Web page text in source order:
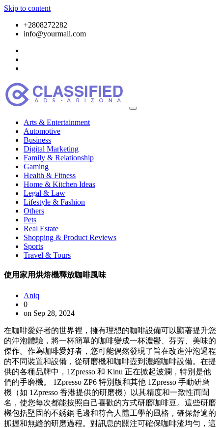
Skip to content
+2808272282
info@yourmail.com
Arts & Entertainment
Automotive
Business
Digital Marketing
Family & Relationship
Gaming
Health & Fitness
Home & Kitchen Ideas
Legal & Law
Lifestyle & Fashion
Others
Pets
Real Estate
Shopping & Product Reviews
Sports
Travel & Tours
使用家用烘焙機釋放咖啡風味
Aniq
0
on Sep 28, 2024
在咖啡愛好者的世界裡，擁有理想的咖啡設備可以顯著提升您
的沖泡體驗，將一杯簡單的咖啡變成一杯濃鬱、芬芳、美味的
傑作。作為咖啡愛好者，您可能偶然發現了旨在改進沖泡過程
的不同裝置和設備，從研磨機和咖啡壺到濃縮咖啡設備。在提
供的各種品牌中，1Zpresso 和 Kinu 正在掀起波瀾，特別是他
們的手磨機。 1Zpresso ZP6 特別版和其他 1Zpresso 手動研磨
機（如 1Zpresso 香港提供的研磨機）以其精度和一致性而聞
名，使您每次都能按照自己喜歡的方式研磨咖啡豆。這些研磨
機包括堅固的不銹鋼毛邊和符合人體工學的風格，確保舒適的
抓握和無縫的研磨過程。對訊息的關注可確保咖啡渣均勻，這